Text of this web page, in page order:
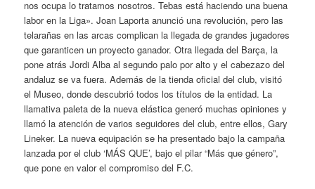
nos ocupa lo tratamos nosotros. Tebas está haciendo una buena
labor en la Liga». Joan Laporta anunció una revolución, pero las
telarañas en las arcas complican la llegada de grandes jugadores
que garanticen un proyecto ganador. Otra llegada del Barça, la
pone atrás Jordi Alba al segundo palo por alto y el cabezazo del
andaluz se va fuera. Además de la tienda oficial del club, visitó
el Museo, donde descubrió todos los títulos de la entidad. La
llamativa paleta de la nueva elástica generó muchas opiniones y
llamó la atención de varios seguidores del club, entre ellos, Gary
Lineker. La nueva equipación se ha presentado bajo la campaña
lanzada por el club ‘MÁS QUE’, bajo el pilar “Más que género”,
que pone en valor el compromiso del F.C.